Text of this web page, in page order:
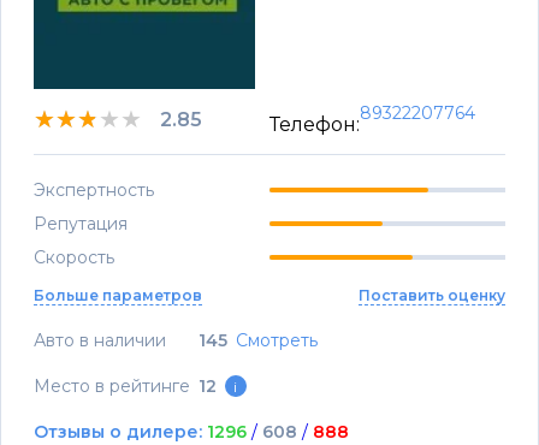
★★★★★
★★★★★
★★★★★ 2.85 Телефон:
89322207764
Экспертность
Репутация
Скорость
Больше параметров Поставить оценку
Авто в наличии 145 Смотреть
Место в рейтинге 12 i
Отзывы о дилере: 1296 / 608 / 888